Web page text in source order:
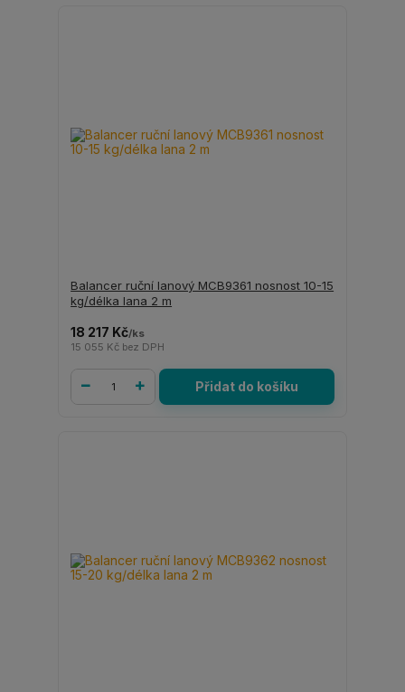
Balancer ruční lanový MCB9361 nosnost 10-15
kg/délka lana 2 m
18 217 Kč/ks
15 055 Kč bez DPH
Přidat do košíku